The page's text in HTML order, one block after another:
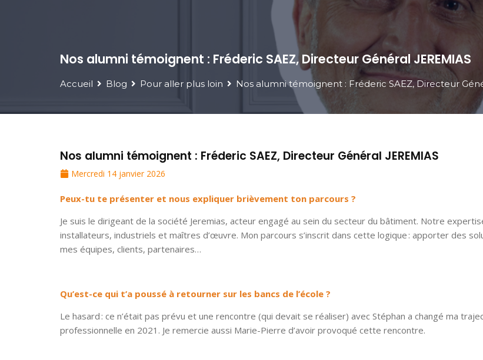
Nos alumni témoignent : Fréderic SAEZ, Directeur Général JEREMIAS
Accueil Blog Pour aller plus loin Nos alumni témoignent : Fréderic SAEZ, Directeur
Nos alumni témoignent : Fréderic SAEZ, Directeur Général JEREMIAS
Mercredi 14 janvier 2026
Peux-tu te présenter et nous expliquer brièvement ton parcours ?
Je suis le dirigeant de la société Jeremias, acteur engagé au sein du secteur du bâtiment. Notre
installateurs, industriels et maîtres d’œuvre. Mon parcours s’inscrit dans cette logique : apporter des
mes équipes, clients, partenaires…
Qu’est-ce qui t’a poussé à retourner sur les bancs de l’école ?
Le hasard : ce n’était pas prévu et une rencontre (qui devait se réaliser) avec Stéphan a changé ma
professionnelle en 2021. Je remercie aussi Marie-Pierre d’avoir provoqué cette rencontre.